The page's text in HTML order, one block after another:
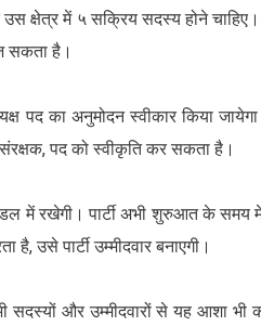
क्षेत्र में ५ सक्रिय सदस्य होने
सकता है।
पद का अनुमोदन स्वीकार किया
पद को स्वीकृति कर सकता है।
में रखेगी। पार्टी अभी शुरुआत के
पार्टी उम्मीदवार बनाएगी।
और उम्मीदवारों से यह आशा भी